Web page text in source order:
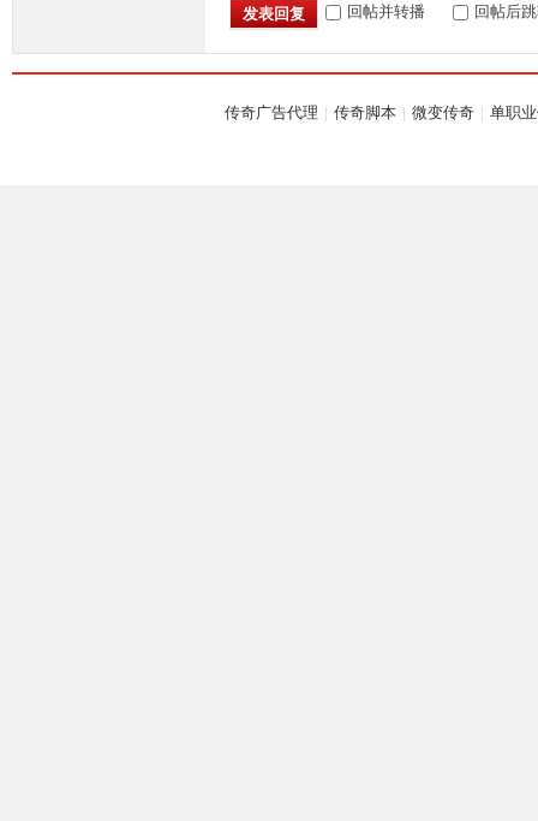
发表回复 回帖并转播 回帖后
传奇广告代理 | 传奇脚本 | 微变传奇 | 单职